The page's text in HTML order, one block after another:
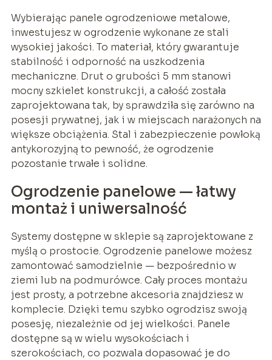
Wybierając panele ogrodzeniowe metalowe,
inwestujesz w ogrodzenie wykonane ze stali
wysokiej jakości. To materiał, który gwarantuje
stabilność i odporność na uszkodzenia
mechaniczne. Drut o grubości 5 mm stanowi
mocny szkielet konstrukcji, a całość została
zaprojektowana tak, by sprawdziła się zarówno na
posesji prywatnej, jak i w miejscach narażonych na
większe obciążenia. Stal i zabezpieczenie powłoką
antykorozyjną to pewność, że ogrodzenie
pozostanie trwałe i solidne.
Ogrodzenie panelowe — łatwy
montaż i uniwersalność
Systemy dostępne w sklepie są zaprojektowane z
myślą o prostocie. Ogrodzenie panelowe możesz
zamontować samodzielnie — bezpośrednio w
ziemi lub na podmurówce. Cały proces montażu
jest prosty, a potrzebne akcesoria znajdziesz w
komplecie. Dzięki temu szybko ogrodzisz swoją
posesję, niezależnie od jej wielkości. Panele
dostępne są w wielu wysokościach i
szerokościach, co pozwala dopasować je do